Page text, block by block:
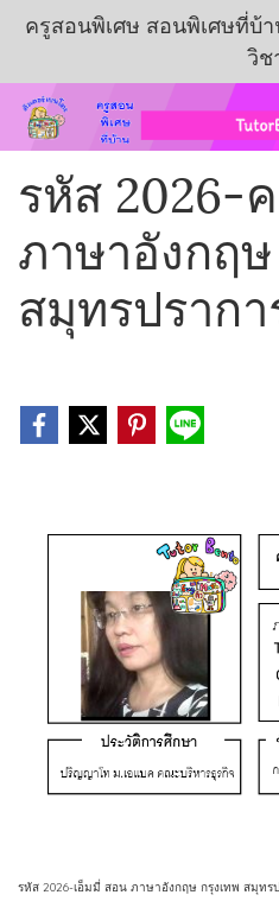
ครูสอนพิเศษ สอนพิเศษที่บ้
วิช
รหัส 2026-
ภาษาอังกฤ
สมุทรปราก
รหัส 2026-เอ็มมี่ สอน ภาษาอังกฤษ กรุงเทพ สมุทร